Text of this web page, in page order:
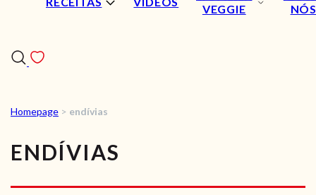
VEGGIE
NÓS
RECEITAS VEGGIE
Homepage > endívias
ENDÍVIAS